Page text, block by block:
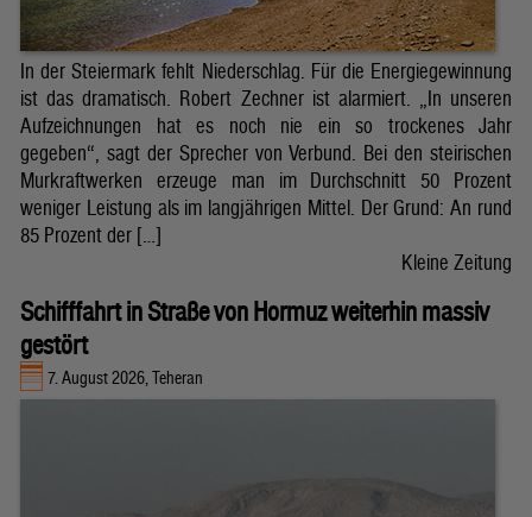
In der Steiermark fehlt Niederschlag. Für die Energiegewinnung
ist das dramatisch. Robert Zechner ist alarmiert. „In unseren
Aufzeichnungen hat es noch nie ein so trockenes Jahr
gegeben“, sagt der Sprecher von Verbund. Bei den steirischen
Murkraftwerken erzeuge man im Durchschnitt 50 Prozent
weniger Leistung als im langjährigen Mittel. Der Grund: An rund
85 Prozent der […]
Kleine Zeitung
Schifffahrt in Straße von Hormuz weiterhin massiv
gestört
7. August 2026, Teheran